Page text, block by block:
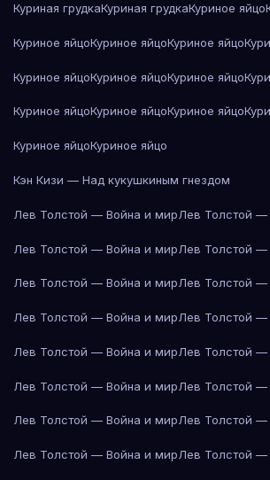
Куриная грудкаКуриная грудкаКуриное яйцо
Куриное яйцоКуриное яйцоКуриное яйцо
Куриное яйцоКуриное яйцоКуриное яйцо
Куриное яйцоКуриное яйцоКуриное яйцо
Куриное яйцоКуриное яйцо
Кэн Кизи — Над кукушкиным гнездом
Лев Толстой — Война и мирЛев Толстой —
Лев Толстой — Война и мирЛев Толстой —
Лев Толстой — Война и мирЛев Толстой —
Лев Толстой — Война и мирЛев Толстой —
Лев Толстой — Война и мирЛев Толстой —
Лев Толстой — Война и мирЛев Толстой —
Лев Толстой — Война и мирЛев Толстой —
Лев Толстой — Война и мирЛев Толстой —